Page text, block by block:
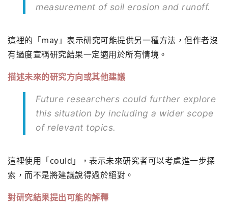
measurement of soil erosion and runoff.
這裡的「may」表示研究可能提供另一種方法，但作者沒
有過度宣稱研究結果一定適用於所有情境。
描述未來的研究方向或其他建議
Future researchers could further explore
this situation by including a wider scope
of relevant topics.
這裡使用「could」，表示未來研究者可以考慮進一步探
索，而不是將建議說得過於絕對。
對研究結果提出可能的解釋